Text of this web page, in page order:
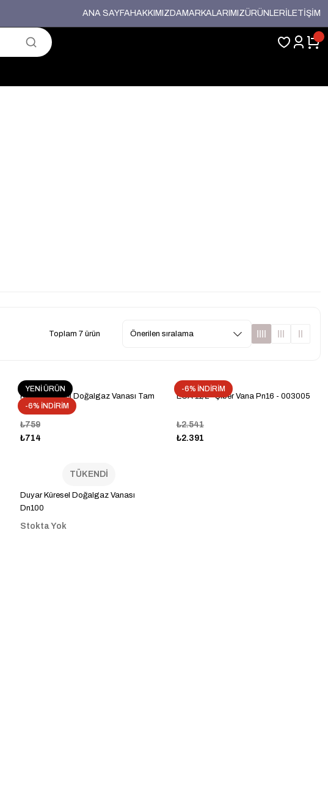
ANA SAYFAHAKKIMIZDAMARKALARIMIZÜRÜNLERİLETİŞİM
Toplam 7 ürün
YENİ ÜRÜN
-6% İNDİRİM
Kas 1'' Küresel Doğalgaz Vanası Tam
Geçişli
₺714
₺759
-6% İNDİRİM
ECA 11/2'' Şiber Vana Pn16 - 003005
₺2.391
₺2.541
TÜKENDİ
Duyar Küresel Doğalgaz Vanası
Dn100
Stokta Yok